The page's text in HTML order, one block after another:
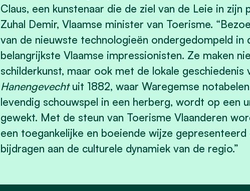
Claus, een kunstenaar die de ziel van de Leie in zijn
Zuhal Demir, Vlaamse minister van Toerisme.
van de nieuwste technologieën ondergedompeld in
belangrijkste Vlaamse impressionisten. Ze maken
schilderkunst, maar ook met de lokale
Hanengevechtuit 1882, waar Waregemse
levendig schouwspel in een herberg, wordt op een
gewekt. Met de steun van Toerisme Vlaanderen
een toegankelijke en boeiende wijze
bijdragen aan de culturele dynamiek van de regio.”